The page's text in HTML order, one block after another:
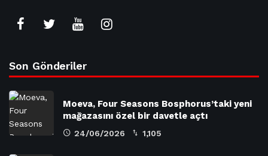
Son Gönderiler
Moeva, Four Seasons Bosphorus’taki yeni
mağazasını özel bir davetle açtı
24/06/2026 1,105